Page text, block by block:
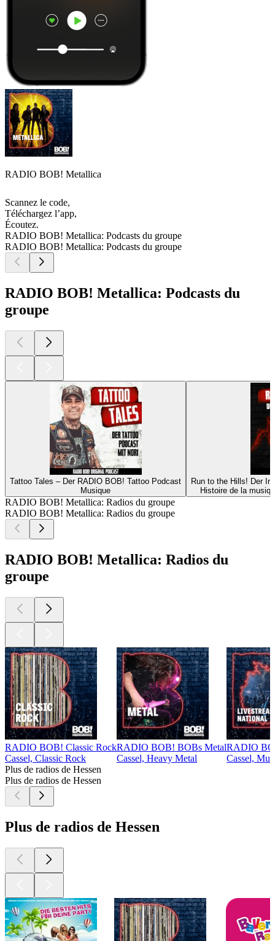
RADIO BOB! Metallica
Scannez le code,
Téléchargez l’app,
Écoutez.
RADIO BOB! Metallica: Podcasts du groupe
RADIO BOB! Metallica: Podcasts du groupe
RADIO BOB! Metallica: Podcasts du
groupe
Tattoo Tales – Der RADIO BOB! Tattoo Podcast
Musique
Run to the Hills! Der
Histoire de la
RADIO BOB! Metallica: Radios du groupe
RADIO BOB! Metallica: Radios du groupe
RADIO BOB! Metallica: Radios du
groupe
RADIO BOB! Classic Rock
Cassel, Classic Rock
RADIO BOB! BOBs Metal
Cassel, Heavy Metal
RADIO
Cassel,
Plus de radios de Hessen
Plus de radios de Hessen
Plus de radios de Hessen